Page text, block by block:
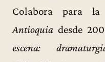
Colabora para
Antioquia desde
escena: